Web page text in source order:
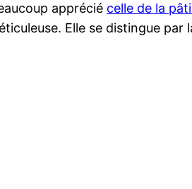
apprécié celle de la
Elle se distingue par